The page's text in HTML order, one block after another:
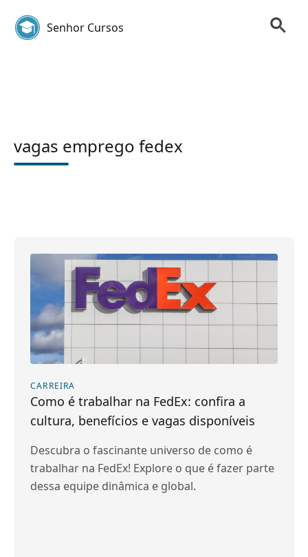
Senhor Cursos
vagas emprego fedex
CARREIRA
Como é trabalhar na FedEx: confira a
cultura, benefícios e vagas disponíveis
Descubra o fascinante universo de como é
trabalhar na FedEx! Explore o que é fazer parte
dessa equipe dinâmica e global.